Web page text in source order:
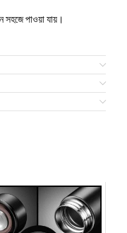
পাওয়া যায়।